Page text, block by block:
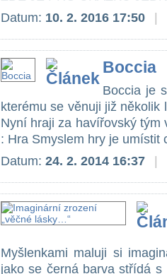
Datum: 10. 2. 2016 17:50
Boccia
Boccia je
kterému se věnuji již
Nyní hraji za havířovský tým
: Hra Smyslem hry je umístit
Datum: 24. 2. 2014 16:37
Myšlenkami maluji si
jako se černá barva střídá